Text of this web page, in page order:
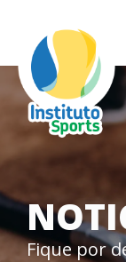
Fique por